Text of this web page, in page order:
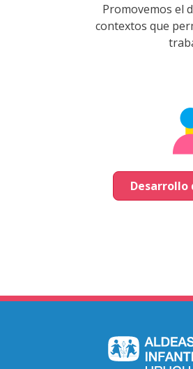
Promovemos el
contextos que
Desarrollo